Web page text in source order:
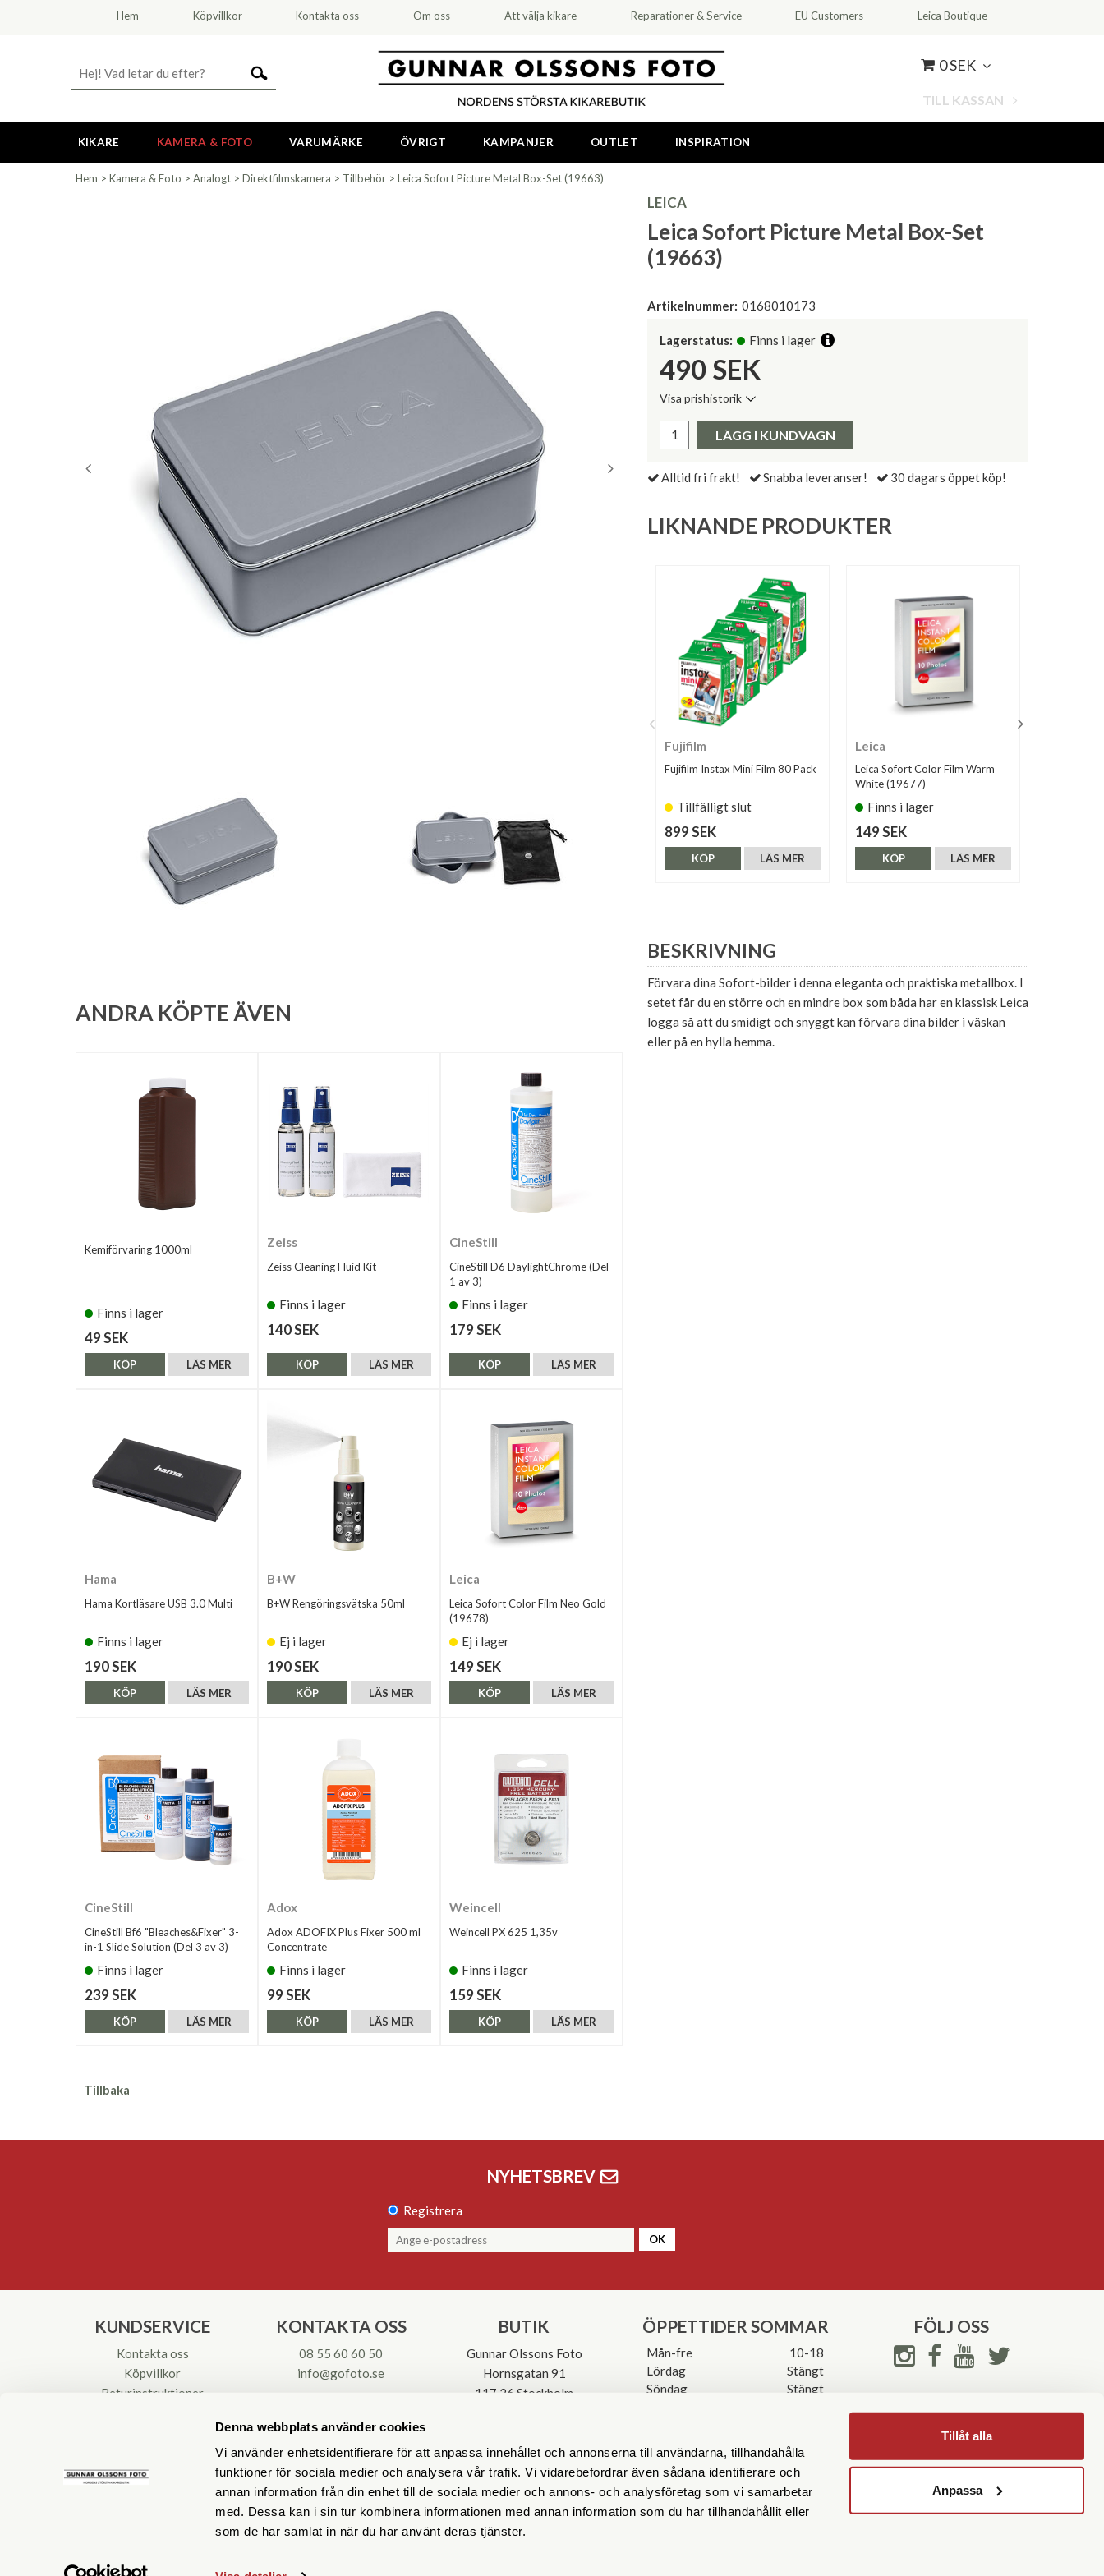
Denna webbplats använder cookies
Vi använder enhetsidentifierare för att anpassa innehållet och annonserna till användarna, tillhandahålla
funktioner för sociala medier och analysera vår trafik. Vi vidarebefordrar även sådana identifierare och
annan information från din enhet till de sociala medier och annons- och analysföretag som vi samarbetar
med. Dessa kan i sin tur kombinera informationen med annan information som du har tillhandahållit eller
som de har samlat in när du har använt deras tjänster.
Tillåt alla
Anpassa
Hem Köpvillkor Kontakta oss Om oss Att välja kikare Reparationer & Service EU Customers Leica Boutique
0 SEK
TILL KASSAN
KIKARE KAMERA & FOTO VARUMÄRKE ÖVRIGT KAMPANJER OUTLET INSPIRATION
Hem > Kamera & Foto > Analogt > Direktfilmskamera > Tillbehör > Leica Sofort Picture Metal Box-Set (19663)
LEICA
Leica Sofort Picture Metal Box-Set
(19663)
Artikelnummer: 0168010173
Lagerstatus: Finns i lager
490 SEK
Visa prishistorik
Pris:
LÄGG I KUNDVAGN
Alltid fri frakt! Snabba leveranser! 30 dagars öppet köp!
LIKNANDE PRODUKTER
Fujifilm
Fujifilm Instax Mini Film 80 Pack
Tillfälligt slut
899 SEK
LÄS MER
KÖP
Leica
Leica Sofort Color Film Warm
White (19677)
Finns i lager
149 SEK
LÄS MER
KÖP
BESKRIVNING
Förvara dina Sofort-bilder i denna eleganta och praktiska metallbox. I
setet får du en större och en mindre box som båda har en klassisk Leica
logga så att du smidigt och snyggt kan förvara dina bilder i väskan
eller på en hylla hemma.
ANDRA KÖPTE ÄVEN
Kemiförvaring 1000ml
Finns i lager
49 SEK
LÄS MER
KÖP
Zeiss
Zeiss Cleaning Fluid Kit
Finns i lager
140 SEK
LÄS MER
KÖP
CineStill
CineStill D6 DaylightChrome (Del
1 av 3)
Finns i lager
179 SEK
LÄS MER
KÖP
Hama
Hama Kortläsare USB 3.0 Multi
Finns i lager
190 SEK
LÄS MER
KÖP
B+W
B+W Rengöringsvätska 50ml
Ej i lager
190 SEK
LÄS MER
KÖP
Leica
Leica Sofort Color Film Neo Gold
(19678)
Ej i lager
149 SEK
LÄS MER
KÖP
CineStill
CineStill Bf6 "Bleaches&Fixer" 3-
in-1 Slide Solution (Del 3 av 3)
Finns i lager
239 SEK
LÄS MER
KÖP
Adox
Adox ADOFIX Plus Fixer 500 ml
Concentrate
Finns i lager
99 SEK
LÄS MER
KÖP
Weincell
Weincell PX 625 1,35v
Finns i lager
159 SEK
LÄS MER
KÖP
Tillbaka
NYHETSBREV
Registrera
OK
KUNDSERVICE
Kontakta oss
Köpvillkor
Returinstruktioner
KONTAKTA OSS
08 55 60 60 50
info@gofoto.se
BUTIK
Gunnar Olssons Foto
Hornsgatan 91
117 26 Stockholm
ÖPPETTIDER SOMMAR
Mån-fre
10-18
Lördag
Stängt
Söndag
Stängt
FÖLJ OSS